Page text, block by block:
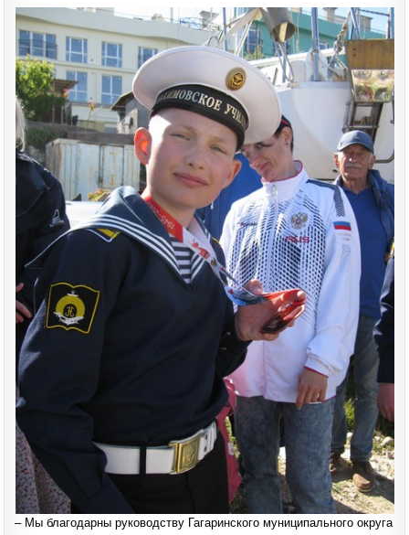
– Мы благодарны руководству Гагаринского муниципального округа